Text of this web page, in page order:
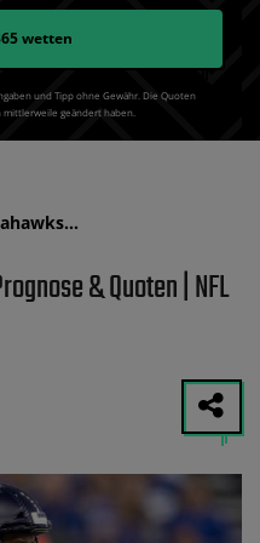
wetten
und Tipp ohne Gewähr. Die Quoten
geändert haben.
& Quoten | NFL